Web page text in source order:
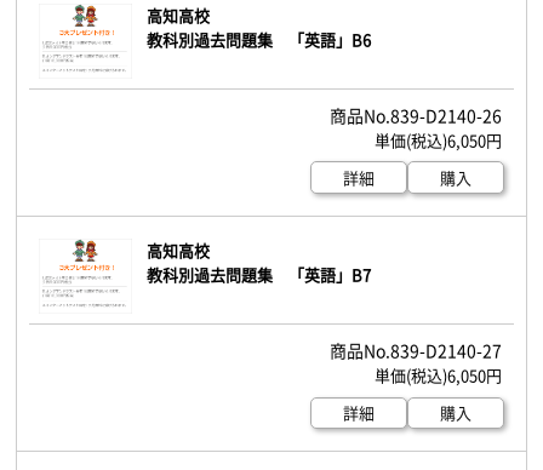
高知高校
教科別過去問題集 「英語」B6
839-D2140-26
6,050円
詳細
購入
高知高校
教科別過去問題集 「英語」B7
839-D2140-27
6,050円
詳細
購入